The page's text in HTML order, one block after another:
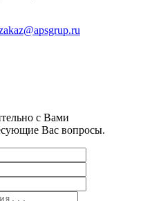
с Вами
Вас вопросы.